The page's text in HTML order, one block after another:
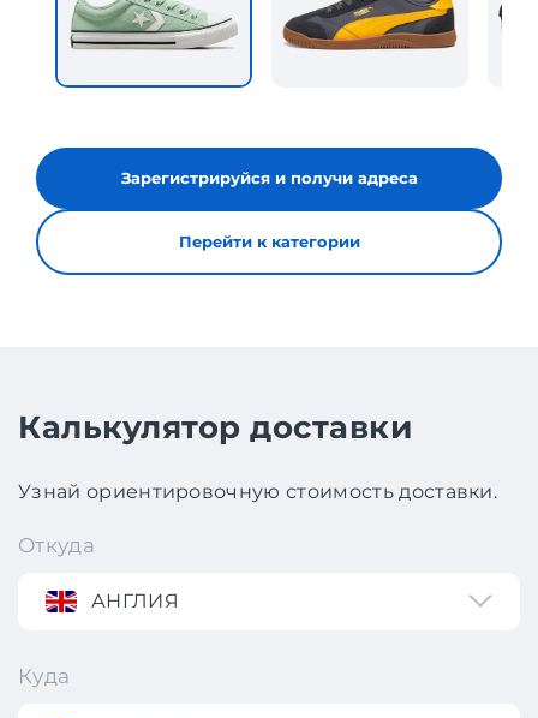
Зарегистрируйся и получи адреса
Перейти к категории
Калькулятор доставки
Узнай ориентировочную стоимость доставки.
Откуда
АНГЛИЯ
Куда